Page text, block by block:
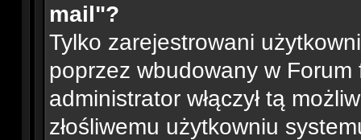
mail"?
Tylko zarejestrowani
poprzez wbudowany w Forum
administrator włączył tą
złośliwemu użytkowniu